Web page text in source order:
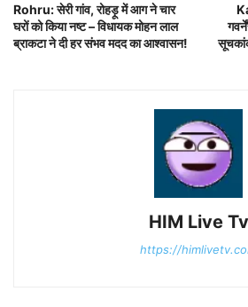
Rohru: सेरी गांव, रोहड़ू में आग ने चार
घरों को किया नष्ट – विधायक मोहन लाल
ब्राकटा ने दी हर संभव मदद का आश्वासन!
HIM Live Tv
https://